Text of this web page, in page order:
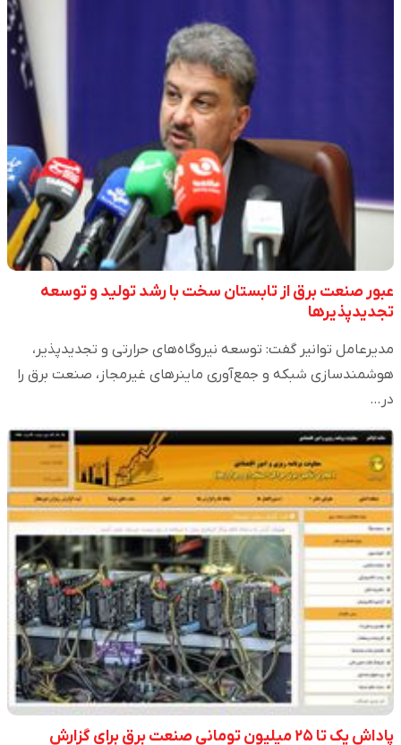
عبور صنعت برق از تابستان سخت با رشد تولید و توسعه
تجدیدپذیرها
مدیرعامل توانیر گفت: توسعه نیروگاه‌های حرارتی و تجدیدپذیر،
هوشمندسازی شبکه و جمع‌آوری ماینرهای غیرمجاز، صنعت برق را
در…
پاداش یک تا ۲۵ میلیون تومانی صنعت برق برای گزارش